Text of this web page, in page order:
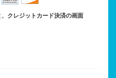
クレジットカード決済の画面